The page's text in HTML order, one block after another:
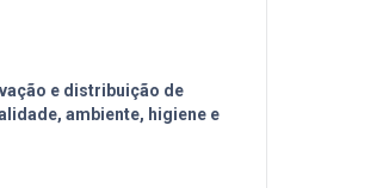
e distribuição de
ambiente, higiene e